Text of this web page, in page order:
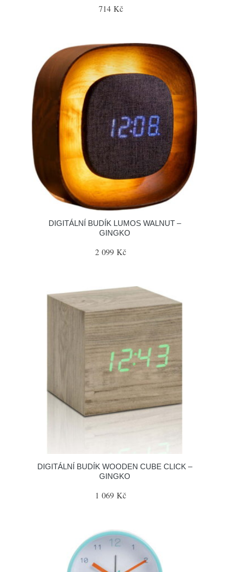
714 Kč
DIGITÁLNÍ BUDÍK LUMOS WALNUT –
GINGKO
2 099 Kč
DIGITÁLNÍ BUDÍK WOODEN CUBE CLICK –
GINGKO
1 069 Kč